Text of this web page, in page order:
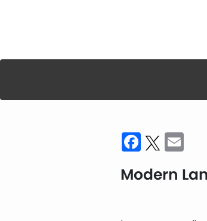
Facebook
Twitter
Modern